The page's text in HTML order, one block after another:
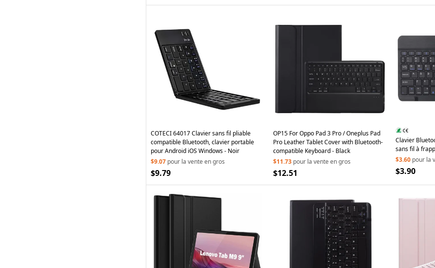
COTECI 64017 Clavier sans fil pliable
compatible Bluetooth, clavier portable
pour Android iOS Windows - Noir
$9.07 pour la vente en gros
$9.79
OP15 For Oppo Pad 3 Pro / Oneplus Pad
Pro Leather Tablet Cover with Bluetooth-
compatible Keyboard - Black
$11.73 pour la vente en gros
$12.51
Clavier
sans fil à
et bureau -
$3.60 pour la
$3.90